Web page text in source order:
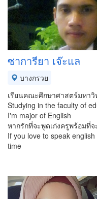
ซาการียา เจ๊ะแล
บางกรวย
เรียนคณะศึกษาศาสตร์มหา
Studying in the faculty of
I'm major of English
หากรักที่จะพูดเก่งครูพร้อมที่
If you love to speak
time